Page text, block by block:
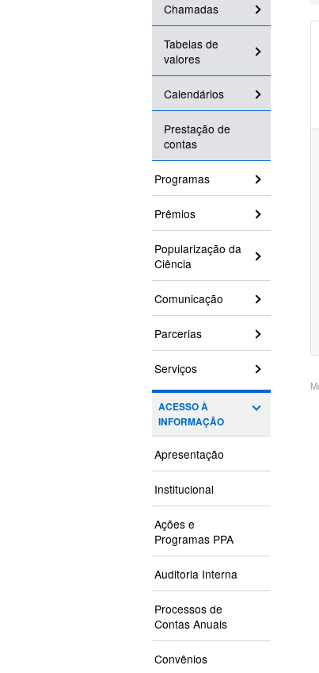
Chamadas
Tabelas de
valores
Calendários
Prestação de
contas
Programas
Prêmios
Popularização da
Ciência
Comunicação
Parcerias
Serviços
ACESSO À
INFORMAÇÃO
Apresentação
Institucional
Ações e
Programas PPA
Auditoria Interna
Processos de
Contas Anuais
Convênios